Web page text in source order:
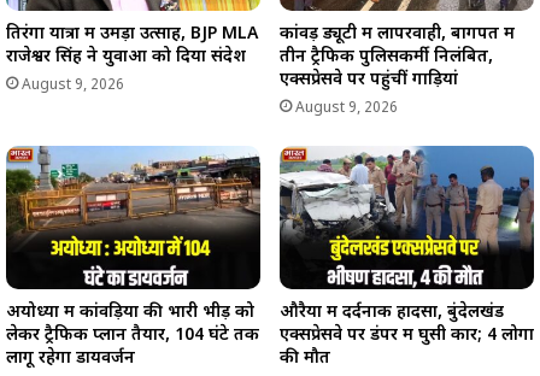
तिरंगा यात्रा में उमड़ा उत्साह, BJP MLA
राजेश्वर सिंह ने युवाओं को दिया संदेश
August 9, 2026
कांवड़ ड्यूटी में लापरवाही, बागपत में
तीन ट्रैफिक पुलिसकर्मी निलंबित,
एक्सप्रेसवे पर पहुंचीं गाड़ियां
August 9, 2026
अयोध्या में कांवड़ियों की भारी भीड़ को
लेकर ट्रैफिक प्लान तैयार, 104 घंटे तक
लागू रहेगा डायवर्जन
औरैया में दर्दनाक हादसा, बुंदेलखंड
एक्सप्रेसवे पर डंपर में घुसी कार; 4 लोगों
की मौत